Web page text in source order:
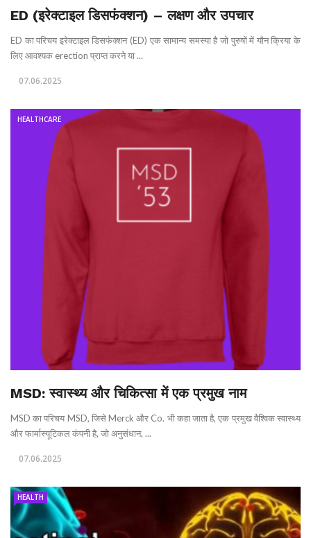
ED (इरेक्टाइल डिसफंक्शन) – लक्षण और उपचार
ED का परिचय इरेक्टाइल डिसफंक्शन (ED) एक सामान्य समस्या है जो पुरुषों में यौन क्रिया के
लिए आवश्यक erection प्राप्त करने या ...
07.06.2025
HEALTHCARE
MSD: स्वास्थ्य और चिकित्सा में एक प्रमुख नाम
MSD का परिचय MSD, जिसे Merck और Co. भी कहा जाता है, एक प्रमुख वैश्विक स्वास्थ्य
और फार्मास्यूटिकल कंपनी है, जो अनुसंधान, ...
07.06.2025
HEALTH